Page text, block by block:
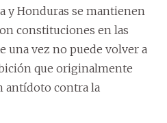
y Honduras se mantienen
constituciones en las
una vez no puede volver a
que originalmente
antídoto contra la